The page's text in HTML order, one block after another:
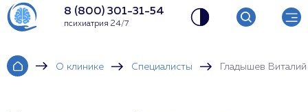
8 (800) 301-31-54
психиатрия 24/7
О клинике Специалисты Гладышев